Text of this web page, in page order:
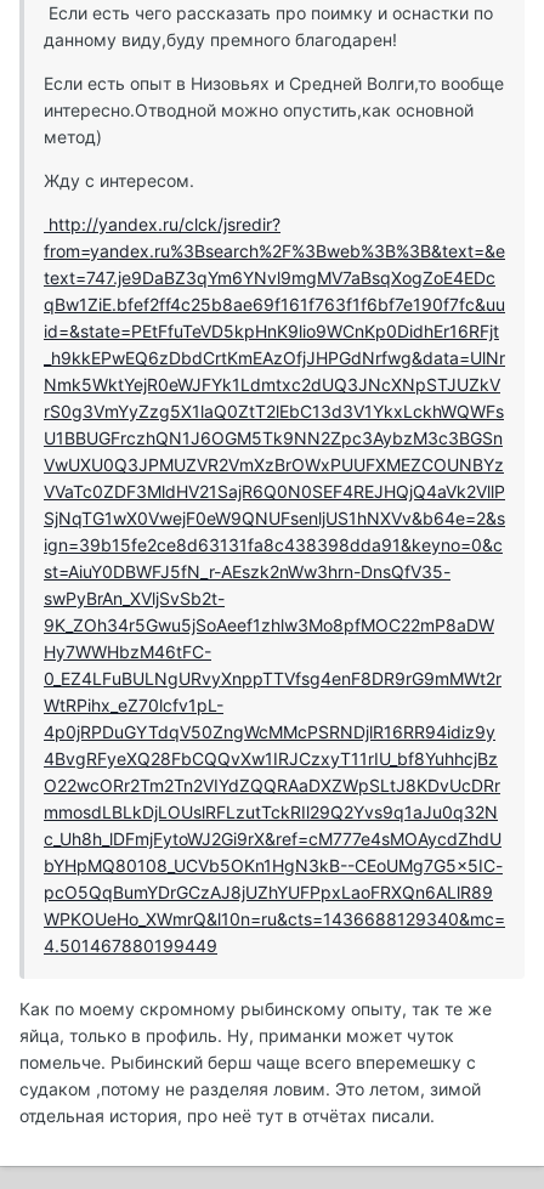
Если есть чего рассказать про поимку и оснастки по
данному виду,буду премного благодарен!
Если есть опыт в Низовьях и Средней Волги,то вообще
интересно.Отводной можно опустить,как основной
метод)
Жду с интересом.
http://yandex.ru/clck/jsredir?
from=yandex.ru%3Bsearch%2F%3Bweb%3B%3B&text=&e
text=747.je9DaBZ3qYm6YNvl9mgMV7aBsqXogZoE4EDc
qBw1ZiE.bfef2ff4c25b8ae69f161f763f1f6bf7e190f7fc&uu
id=&state=PEtFfuTeVD5kpHnK9lio9WCnKp0DidhEr16RFjt
_h9kkEPwEQ6zDbdCrtKmEAzOfjJHPGdNrfwg&data=UlNr
Nmk5WktYejR0eWJFYk1Ldmtxc2dUQ3JNcXNpSTJUZkV
rS0g3VmYyZzg5X1laQ0ZtT2lEbC13d3V1YkxLckhWQWFs
U1BBUGFrczhQN1J6OGM5Tk9NN2Zpc3AybzM3c3BGSn
VwUXU0Q3JPMUZVR2VmXzBrOWxPUUFXMEZCOUNBYz
VVaTc0ZDF3MldHV21SajR6Q0N0SEF4REJHQjQ4aVk2VllP
SjNqTG1wX0VwejF0eW9QNUFsenljUS1hNXVv&b64e=2&s
ign=39b15fe2ce8d63131fa8c438398dda91&keyno=0&c
st=AiuY0DBWFJ5fN_r-AEszk2nWw3hrn-DnsQfV35-
swPyBrAn_XVljSvSb2t-
9K_ZOh34r5Gwu5jSoAeef1zhlw3Mo8pfMOC22mP8aDW
Hy7WWHbzM46tFC-
0_EZ4LFuBULNgURvyXnppTTVfsg4enF8DR9rG9mMWt2r
WtRPihx_eZ70lcfv1pL-
4p0jRPDuGYTdqV50ZngWcMMcPSRNDjlR16RR94idiz9y
4BvgRFyeXQ28FbCQQvXw1IRJCzxyT11rIU_bf8YuhhcjBz
O22wcORr2Tm2Tn2VIYdZQQRAaDXZWpSLtJ8KDvUcDRr
mmosdLBLkDjLOUslRFLzutTckRIl29Q2Yvs9q1aJu0q32N
c_Uh8h_lDFmjFytoWJ2Gi9rX&ref=cM777e4sMOAycdZhdU
bYHpMQ80108_UCVb5OKn1HgN3kB--CEoUMg7G5x5IC-
pcO5QqBumYDrGCzAJ8jUZhYUFPpxLaoFRXQn6ALlR89
WPKOUeHo_XWmrQ&l10n=ru&cts=1436688129340&mc=
4.501467880199449
Как по моему скромному рыбинскому опыту, так те же
яйца, только в профиль. Ну, приманки может чуток
помельче. Рыбинский берш чаще всего вперемешку с
судаком ,потому не разделяя ловим. Это летом, зимой
отдельная история, про неё тут в отчётах писали.